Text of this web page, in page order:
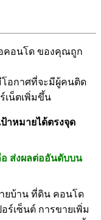
คอนโด ของคุณถูก
อกาศที่จะมีผู้คนติด
เน็ตเพิ่มขึ้น
าหมายได้ตรงจุด
อ ส่งผลต่ออันดับบน
ยบ้าน ที่ดิน คอนโด
ร์เซ็นต์ การขายเพิ่ม